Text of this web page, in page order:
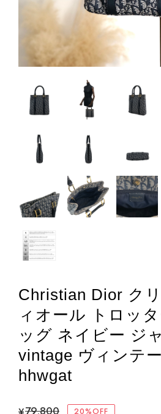
Christian Dior ク
ィオール トロッ
ッグ ネイビー ジ
vintage ヴィンテ
hhwgat